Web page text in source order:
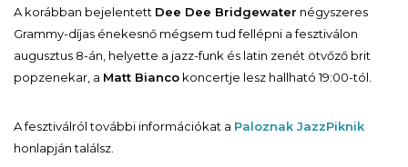
A korábban bejelentett Dee Dee Bridgewater négyszeres
Grammy-díjas énekesnő mégsem tud fellépni a fesztiválon
augusztus 8-án, helyette a jazz-funk és latin zenét ötvőző brit
popzenekar, a Matt Bianco koncertje lesz hallható 19:00-tól.
A fesztiválról további információkat a Paloznak JazzPiknik
honlapján találsz.